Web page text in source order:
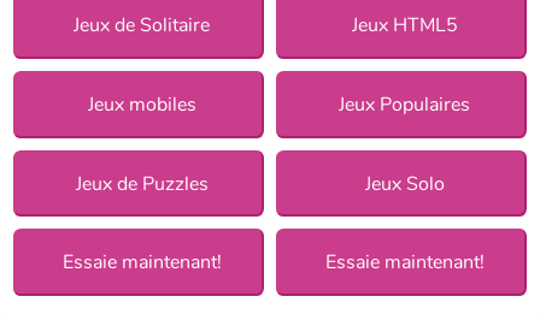
Jeux de Solitaire Jeux HTML5
Jeux mobiles Jeux Populaires
Jeux de Puzzles Jeux Solo
Essaie maintenant! Essaie maintenant!